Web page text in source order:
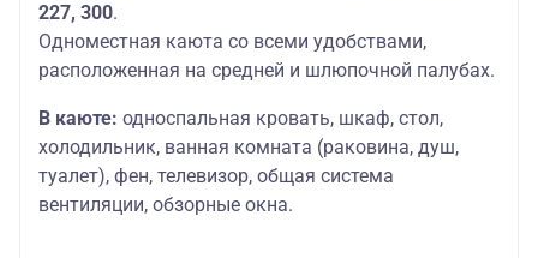
227, 300.
Одноместная каюта со всеми удобствами,
расположенная на средней и шлюпочной палубах.
В каюте: односпальная кровать, шкаф, стол,
холодильник, ванная комната (раковина, душ,
туалет), фен, телевизор, общая система
вентиляции, обзорные окна.